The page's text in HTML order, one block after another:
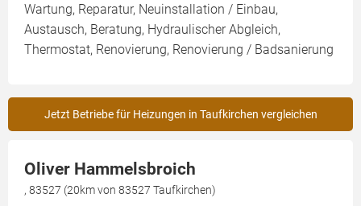
Wartung, Reparatur, Neuinstallation / Einbau,
Austausch, Beratung, Hydraulischer Abgleich,
Thermostat, Renovierung, Renovierung / Badsanierung
Jetzt Betriebe für Heizungen in Taufkirchen vergleichen
Oliver Hammelsbroich
, 83527 (20km von 83527 Taufkirchen)